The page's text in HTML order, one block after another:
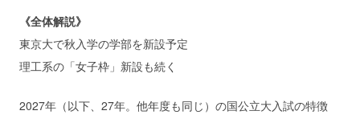
《全体解説》
東京大で秋入学の学部を新設予定
理工系の「女子枠」新設も続く
2027年（以下、27年。他年度も同じ）の国公立大入試の特徴